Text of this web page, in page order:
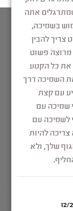
תחליף
לספק ידע
תחליף
לכותבי
ניסו באופן
וכל ההמלצות
מאות מטופלים